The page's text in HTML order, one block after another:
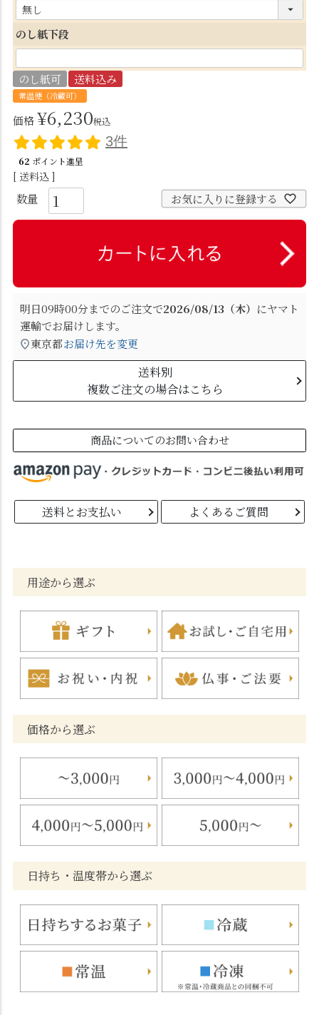
)
必
須
のし紙下段
のし紙可 送料込み
常温便（冷蔵可）
価格¥6,230税込
3件
62 ポイント進呈
送料込
お気に入りに登録する
明日09時00分までのご注文で2026/08/13（木） にヤマト
運輸でお届けします。
東京都お届け先を変更
送料別
複数ご注文の場合はこちら
商品についてのお問い合わせ
送料とお支払い よくあるご質問
用途から選ぶ
価格から選ぶ
日持ち・温度帯から選ぶ